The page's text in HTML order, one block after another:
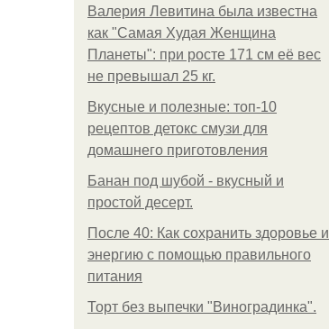
Валерия Левитина была известна
как "Самая Худая Женщина
Планеты": при росте 171 см её вес
не превышал 25 кг.
Вкусные и полезные: топ-10
рецептов детокс смузи для
домашнего приготовления
Банан под шубой - вкусный и
простой десерт.
После 40: Как сохранить здоровье и
энергию с помощью правильного
питания
Торт без выпечки "Виноградинка".